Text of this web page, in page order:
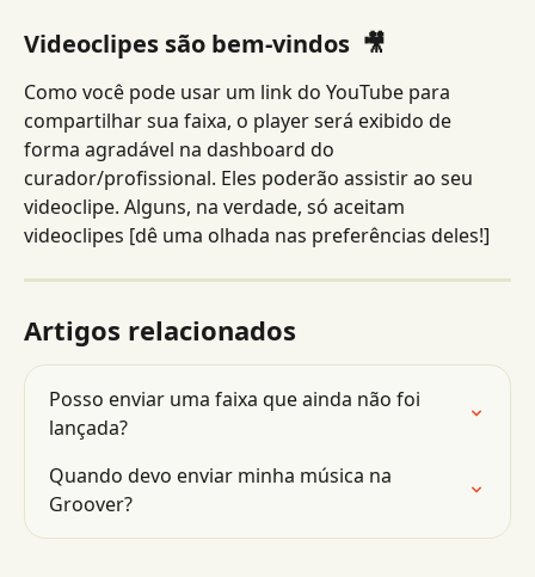
Videoclipes são bem-vindos  🎥
Como você pode usar um link do YouTube para
compartilhar sua faixa, o player será exibido de
forma agradável na dashboard do
curador/profissional. Eles poderão assistir ao seu
videoclipe. Alguns, na verdade, só aceitam
videoclipes [dê uma olhada nas preferências deles!]
Artigos relacionados
Posso enviar uma faixa que ainda não foi
lançada?
Quando devo enviar minha música na
Groover?